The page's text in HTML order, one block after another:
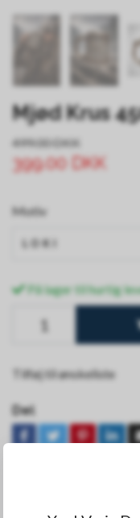
Mjød Krus
499.00 DKK
399.00 DKK
Motiv
LOKI
På lager til hurtig
Tilføj til ønskeliste
Del